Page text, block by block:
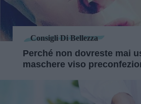
Consigli Di Bellezza
Perché non dovreste mai
maschere viso